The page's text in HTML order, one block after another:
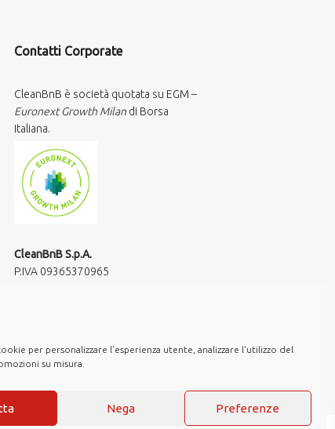
per personalizzare l'esperienza utente, analizzare l'utilizzo del
su misura.
Nega Preferenze
Contatti Corporate
CleanBnB è società quotata su EGM –
Euronext Growth Milan di Borsa
Italiana.
CleanBnB S.p.A.
P.IVA 09365370965​